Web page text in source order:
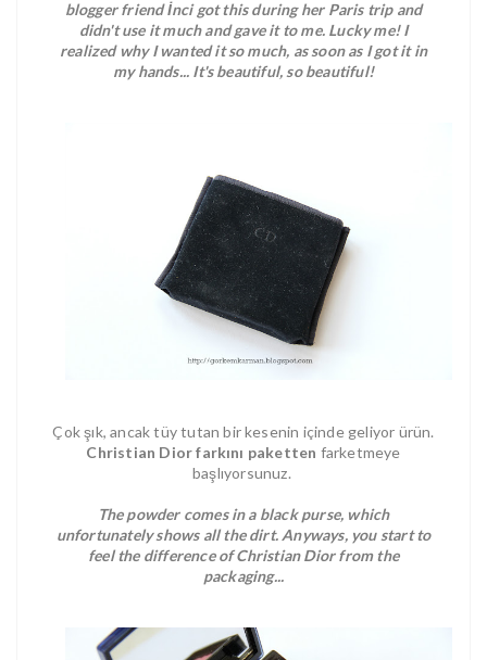
blogger friend İnci got this during her Paris trip and
didn't use it much and gave it to me. Lucky me! I
realized why I wanted it so much, as soon as I got it in
my hands... It's beautiful, so beautiful!
Çok şık, ancak tüy tutan bir kesenin içinde geliyor ürün.
Christian Dior farkını paketten farketmeye
başlıyorsunuz.
The powder comes in a black purse, which
unfortunately shows all the dirt. Anyways, you start to
feel the difference of Christian Dior from the
packaging...